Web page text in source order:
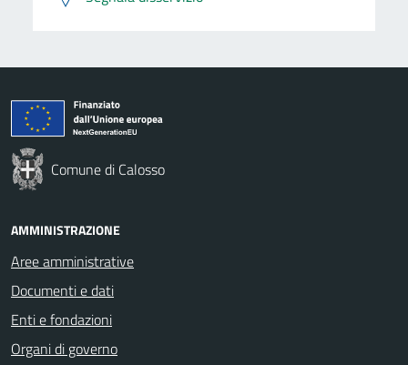
Comune di Calosso
AMMINISTRAZIONE
Aree amministrative
Documenti e dati
Enti e fondazioni
Organi di governo